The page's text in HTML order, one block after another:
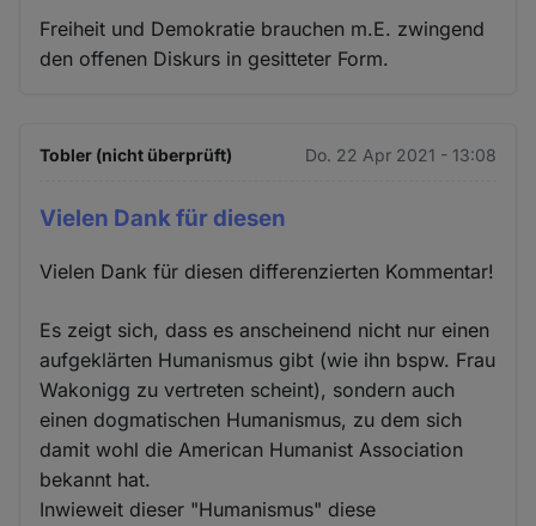
Freiheit und Demokratie brauchen m.E. zwingend
den offenen Diskurs in gesitteter Form.
Tobler (nicht überprüft) Do. 22 Apr 2021 - 13:08
Vielen Dank für diesen
Vielen Dank für diesen differenzierten Kommentar!
Es zeigt sich, dass es anscheinend nicht nur einen
aufgeklärten Humanismus gibt (wie ihn bspw. Frau
Wakonigg zu vertreten scheint), sondern auch
einen dogmatischen Humanismus, zu dem sich
damit wohl die American Humanist Association
bekannt hat.
Inwieweit dieser "Humanismus" diese